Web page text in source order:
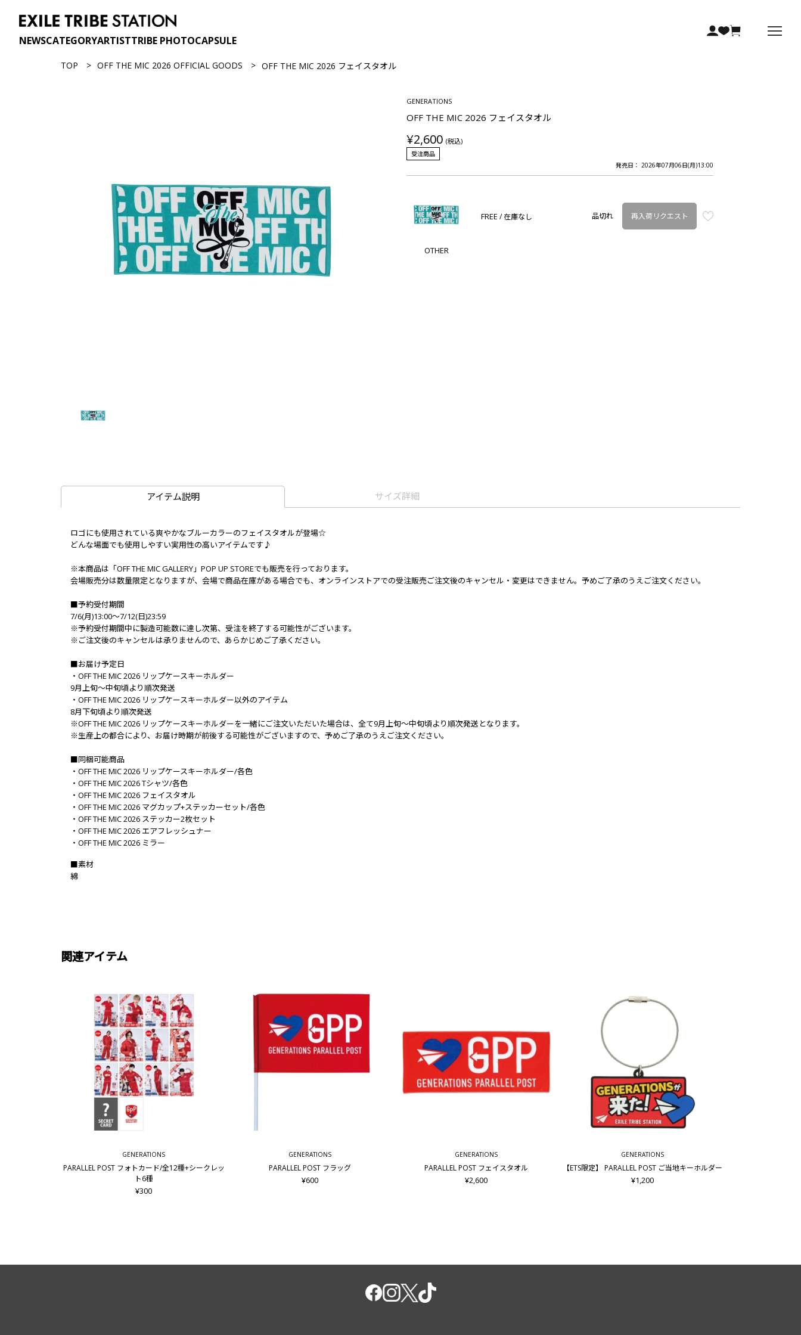
NEWSCATEGORYARTISTTRIBE PHOTOCAPSULE
TOP OFF THE MIC 2026 OFFICIAL GOODS OFF THE MIC 2026 フェイスタオル
GENERATIONS
OFF THE MIC 2026 フェイスタオル
¥2,600 (税込)
受注商品
発売日： 2026年07月06日(月)13:00
OTHER
FREE / 在庫なし 品切れ 再入荷リクエスト
アイテム説明 サイズ詳細
ロゴにも使用されている爽やかなブルーカラーのフェイスタオルが登場☆
どんな場面でも使用しやすい実用性の高いアイテムです♪
※本商品は「OFF THE MIC GALLERY」POP UP STOREでも販売を行っております。
会場販売分は数量限定となりますが、会場で商品在庫がある場合でも、オンラインストアでの受注販売ご注文後のキャンセル・変更はできません。予めご了承のうえご注文ください。
■予約受付期間
7/6(月)13:00～7/12(日)23:59
※予約受付期間中に製造可能数に達し次第、受注を終了する可能性がございます。
※ご注文後のキャンセルは承りませんので、あらかじめご了承ください。
■お届け予定日
・OFF THE MIC 2026 リップケースキーホルダー
9月上旬～中旬頃より順次発送
・OFF THE MIC 2026 リップケースキーホルダー以外のアイテム
8月下旬頃より順次発送
※OFF THE MIC 2026 リップケースキーホルダーを一緒にご注文いただいた場合は、全て9月上旬～中旬頃より順次発送となります。
※生産上の都合により、お届け時期が前後する可能性がございますので、予めご了承のうえご注文ください。
■同梱可能商品
・OFF THE MIC 2026 リップケースキーホルダー/各色
・OFF THE MIC 2026 Tシャツ/各色
・OFF THE MIC 2026 フェイスタオル
・OFF THE MIC 2026 マグカップ+ステッカーセット/各色
・OFF THE MIC 2026 ステッカー2枚セット
・OFF THE MIC 2026 エアフレッシュナー
・OFF THE MIC 2026 ミラー
■素材
綿
関連アイテム
GENERATIONS
PARALLEL POST フォトカード/全12種+シークレッ
ト6種
¥300
GENERATIONS
PARALLEL POST フラッグ
¥600
GENERATIONS
PARALLEL POST フェイスタオル
¥2,600
GENERATIONS
【ETS限定】 PARALLEL POST ご当地キーホルダー
¥1,200